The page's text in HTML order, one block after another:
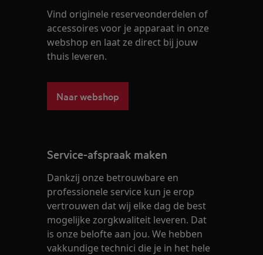
Vind originele reserveonderdelen of
accessoires voor je apparaat in onze
webshop en laat ze direct bij jouw
thuis leveren.
Naar webshop
Service-afspraak maken
Dankzij onze betrouwbare en
professionele service kun je erop
vertrouwen dat wij elke dag de best
mogelijke zorgkwaliteit leveren. Dat
is onze belofte aan jou. We hebben
vakkundige technici die je in het hele